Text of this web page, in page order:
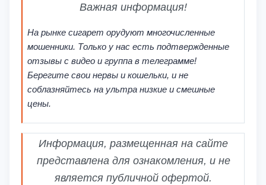
Важная информация!
На рынке сигарет орудуют многочисленные
мошенники. Только у нас есть подтвержденные
отзывы с видео и группа в телеграмме!
Берегите свои нервы и кошельки, и не
соблазняйтесь на ультра низкие и смешные
цены.
Информация, размещенная на сайте
представлена для ознакомления, и не
является публичной офертой.